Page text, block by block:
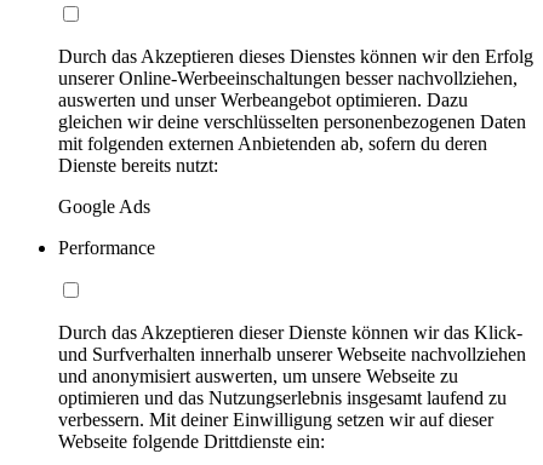
Durch das Akzeptieren dieses Dienstes können wir den Erfolg
unserer Online-Werbeeinschaltungen besser nachvollziehen,
auswerten und unser Werbeangebot optimieren. Dazu
gleichen wir deine verschlüsselten personenbezogenen Daten
mit folgenden externen Anbietenden ab, sofern du deren
Dienste bereits nutzt:
Google Ads
Performance
Durch das Akzeptieren dieser Dienste können wir das Klick-
und Surfverhalten innerhalb unserer Webseite nachvollziehen
und anonymisiert auswerten, um unsere Webseite zu
optimieren und das Nutzungserlebnis insgesamt laufend zu
verbessern. Mit deiner Einwilligung setzen wir auf dieser
Webseite folgende Drittdienste ein: